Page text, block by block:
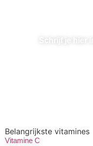
Schrijf je hier
Belangrijkste vitamines
Vitamine C